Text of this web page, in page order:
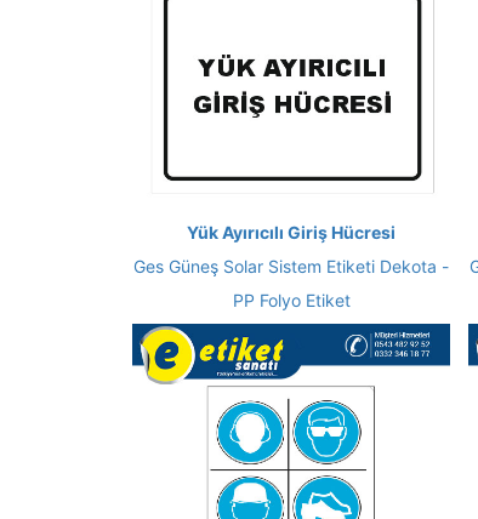
Yük Ayırıcılı Giriş Hücresi
Ges Güneş Solar Sistem Etiketi Dekota -
PP Folyo Etiket